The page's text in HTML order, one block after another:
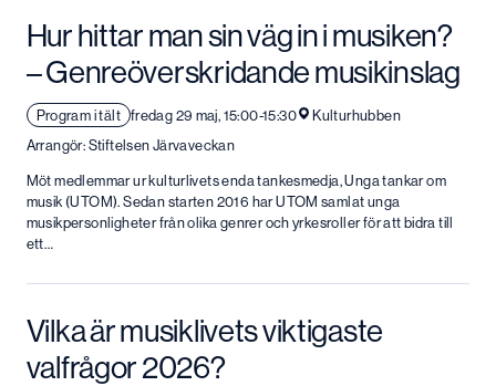
Hur hittar man sin väg in i musiken?
– Genreöverskridande musikinslag
Program i tält fredag 29 maj, 15:00-15:30
Kulturhubben
Arrangör: Stiftelsen Järvaveckan
Möt medlemmar ur kulturlivets enda tankesmedja, Unga tankar om
musik (UTOM). Sedan starten 2016 har UTOM samlat unga
musikpersonligheter från olika genrer och yrkesroller för att bidra till
ett…
Vilka är musiklivets viktigaste
valfrågor 2026?